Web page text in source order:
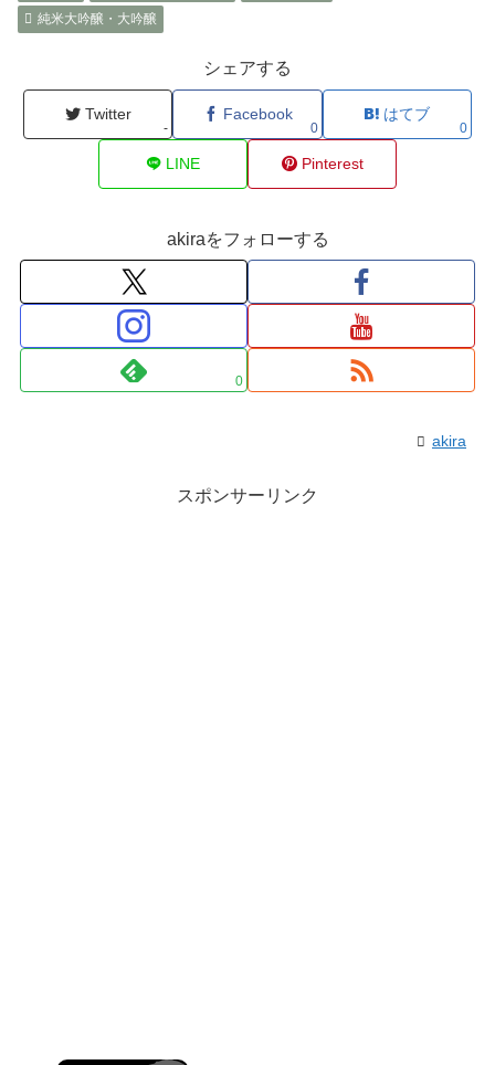
純米大吟醸・大吟醸
シェアする
Twitter
-
Facebook
0
はてブ
0
LINE Pinterest
akiraをフォローする
0
akira
スポンサーリンク